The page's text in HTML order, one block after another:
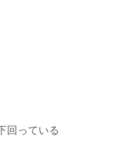
回っている